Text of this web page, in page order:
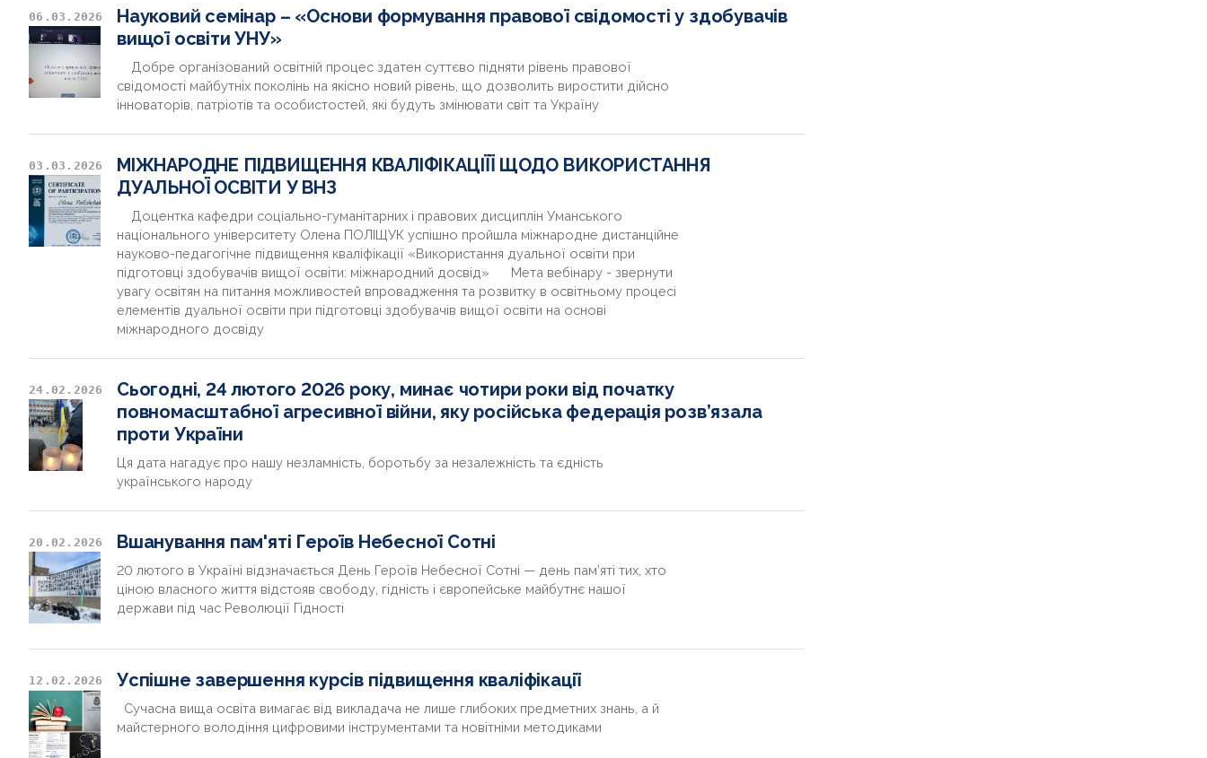
06.03.2026
Науковий семінар – «Основи формування правової свідомості у здобувачів
вищої освіти УНУ»
Добре організований освітній процес здатен суттєво підняти рівень правової
свідомості майбутніх поколінь на якісно новий рівень, що дозволить виростити дійсно
інноваторів, патріотів та особистостей, які будуть змінювати світ та Україну
03.03.2026
МІЖНАРОДНЕ ПІДВИЩЕННЯ КВАЛІФІКАЦІЇЇ ЩОДО ВИКОРИСТАННЯ
ДУАЛЬНОЇ ОСВІТИ У ВНЗ
Доцентка кафедри соціально-гуманітарних і правових дисциплін Уманського
національного університету Олена ПОЛІЩУК успішно пройшла міжнародне дистанційне
науково-педагогічне підвищення кваліфікації «Використання дуальної освіти при
підготовці здобувачів вищої освіти: міжнародний досвід» Мета вебінару - звернути
увагу освітян на питання можливостей впровадження та розвитку в освітньому процесі
елементів дуальної освіти при підготовці здобувачів вищої освіти на основі
міжнародного досвіду
24.02.2026
Сьогодні, 24 лютого 2026 року, минає чотири роки від початку
повномасштабної агресивної війни, яку російська федерація розв’язала
проти України
Ця дата нагадує про нашу незламність, боротьбу за незалежність та єдність
українського народу
20.02.2026 Вшанування пам'яті Героїв Небесної Сотні
20 лютого в Україні відзначається День Героїв Небесної Сотні — день пам’яті тих, хто
ціною власного життя відстояв свободу, гідність і європейське майбутнє нашої
держави під час Революції Гідності
12.02.2026 Успішне завершення курсів підвищення кваліфікації
Сучасна вища освіта вимагає від викладача не лише глибоких предметних знань, а й
майстерного володіння цифровими інструментами та новітніми методиками